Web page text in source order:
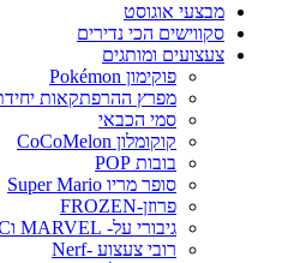
מבצעי אוגוסט
סקווישים הכי נדירים
צעצועים ומותגים
פוקימון Pokémon
מפרץ ההרפתקאות יחידת
סמי הכבאי
קוקומלון CoCoMelon
בובות POP
סופר מריו Super Mario
פרוזן-FROZEN
גיבורי על- MARVEL וDC
רובי צעצוע -Nerf